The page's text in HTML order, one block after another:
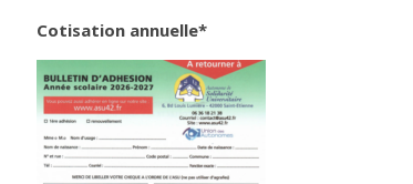
Cotisation annuelle*